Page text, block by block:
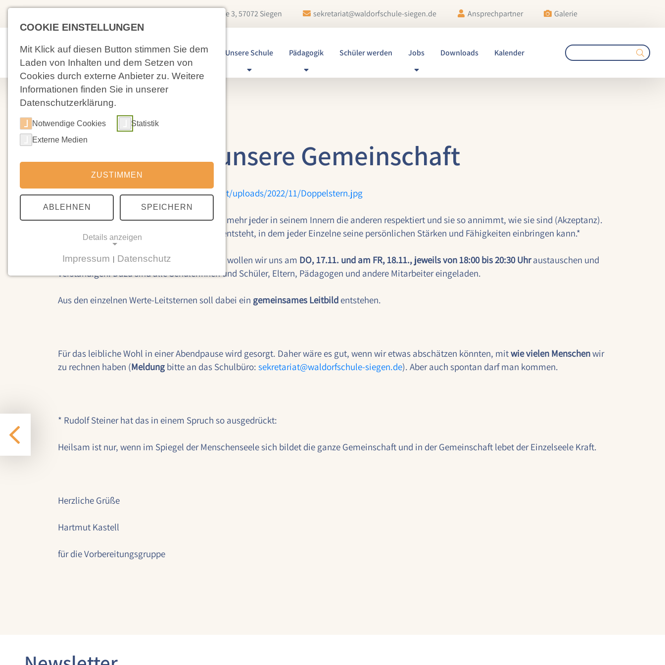
Kolpingstraße 3, 57072 Siegen sekretariat@waldorfschule-siegen.de Ansprechpartner Galerie
Aktuelles Unsere Schule Pädagogik Schüler werden Jobs Downloads Kalender
Leitsterne für unsere Gemeinschaft
https://waldorfschule-siegen.de/wp-content/uploads/2022/11/Doppelstern.jpg
Einer Gemeinschaft geht es umso besser, je mehr jeder in seinem Innern die anderen respektiert und sie so annimmt, wie sie sind (Akzeptanz).
Und noch besser, wenn dadurch der Raum entsteht, in dem jeder Einzelne seine persönlichen Stärken und Fähigkeiten einbringen kann.*
Über solche Werte im Umgang miteinander wollen wir uns am DO, 17.11. und am FR, 18.11., jeweils von 18:00 bis 20:30 Uhraustauschen und
verständigen. Dazu sind alle Schülerinnen und Schüler, Eltern, Pädagogen und andere Mitarbeiter eingeladen.
Aus den einzelnen Werte-Leitsternen soll dabei ein gemeinsames Leitbild entstehen.
Für das leibliche Wohl in einer Abendpause wird gesorgt. Daher wäre es gut, wenn wir etwas abschätzen könnten, mitwie vielen Menschenwir
zu rechnen haben (Meldung bitte an das Schulbüro: sekretariat@waldorfschule-siegen.de). Aber auch spontan darf man kommen.
* Rudolf Steiner hat das in einem Spruch so ausgedrückt:
Heilsam ist nur, wenn im Spiegel der Menschenseele sich bildet die ganze Gemeinschaft und in der Gemeinschaft lebet der Einzelseele Kraft.
Herzliche Grüße
Hartmut Kastell
für die Vorbereitungsgruppe
COOKIE EINSTELLUNGEN
Mit Klick auf diesen Button stimmen Sie dem
Laden von Inhalten und dem Setzen von
Cookies durch externe Anbieter zu. Weitere
Informationen finden Sie in unserer
Datenschutzerklärung.
Notwendige Cookies
Statistik
Externe Medien
ZUSTIMMEN
ABLEHNEN SPEICHERN
Details anzeigen
Notwendige Cookies ermöglichen
grundlegende Funktionen und sind für die
ausgewählten Einverständnis-
Optionen des Benutzers
STATISTIK
anonym. Diese Informationen helfen uns
unsere Website nutzen.
Zweck:
Impressum Datenschutz